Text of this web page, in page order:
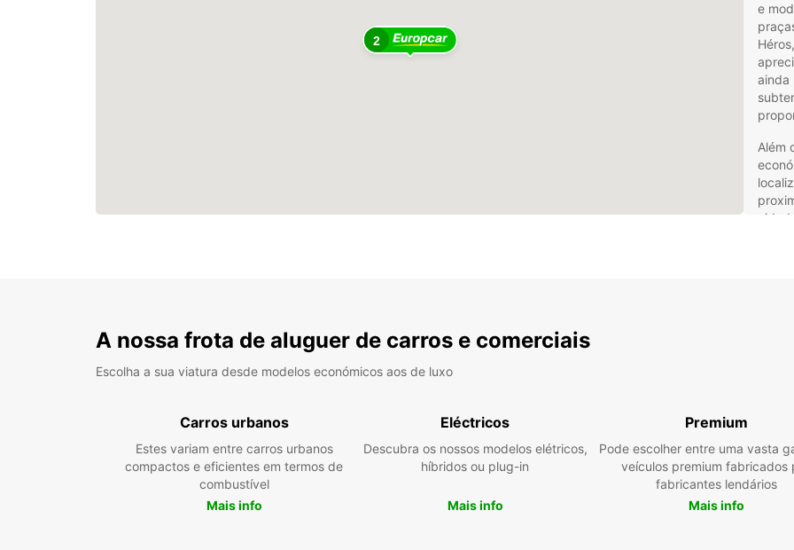
2
e
ainda
Além
A
e
A nossa frota de aluguer de carros e comerciais
Escolha a sua viatura desde modelos económicos aos de luxo
Carros urbanos
Estes variam entre carros urbanos
compactos e eficientes em termos de
combustível
Mais info
Eléctricos
Descubra os nossos modelos elétricos,
híbridos ou plug-in
Mais info
Premium
Pode escolher entre uma vasta
veículos premium fabricados
fabricantes lendários
Mais info